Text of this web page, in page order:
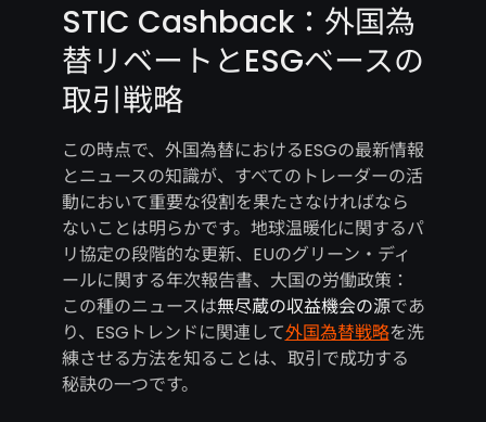
STIC Cashback：外国為
替リベートとESGベースの
取引戦略
この時点で、外国為替におけるESGの最新情報
とニュースの知識が、すべてのトレーダーの活
動において重要な役割を果たさなければなら
ないことは明らかです。地球温暖化に関するパ
リ協定の段階的な更新、EUのグリーン・ディ
ールに関する年次報告書、大国の労働政策：
この種のニュースは無尽蔵の収益機会の源であ
り、ESGトレンドに関連して外国為替戦略を洗
練させる方法を知ることは、取引で成功する
秘訣の一つです。